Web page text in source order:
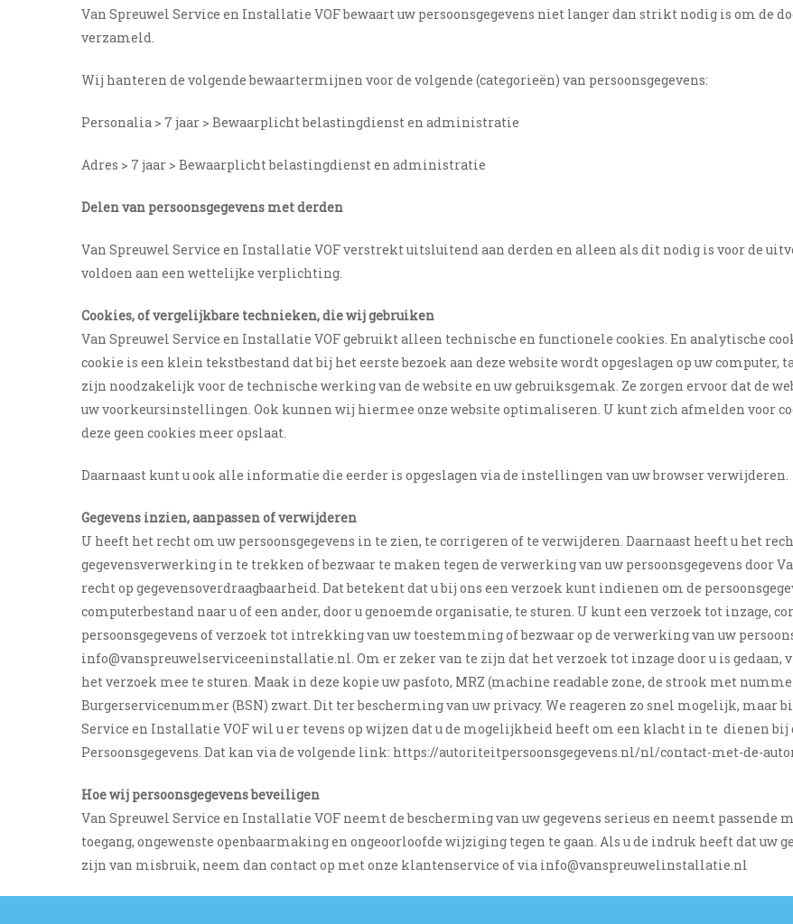
Van Spreuwel Service en Installatie VOF bewaart uw persoonsgegevens niet langer dan strikt nodig is om de
verzameld.
Wij hanteren de volgende bewaartermijnen voor de volgende (categorieën) van persoonsgegevens:
Personalia > 7 jaar > Bewaarplicht belastingdienst en administratie
Adres > 7 jaar > Bewaarplicht belastingdienst en administratie
Delen van persoonsgegevens met derden
Van Spreuwel Service en Installatie VOF verstrekt uitsluitend aan derden en alleen als dit nodig is voor de
voldoen aan een wettelijke verplichting.
Cookies, of vergelijkbare technieken, die wij gebruiken
Van Spreuwel Service en Installatie VOF gebruikt alleen technische en functionele cookies. En analytische
cookie is een klein tekstbestand dat bij het eerste bezoek aan deze website wordt opgeslagen op uw
zijn noodzakelijk voor de technische werking van de website en uw gebruiksgemak. Ze zorgen ervoor dat de
uw voorkeursinstellingen. Ook kunnen wij hiermee onze website optimaliseren. U kunt zich afmelden voor
deze geen cookies meer opslaat.
Daarnaast kunt u ook alle informatie die eerder is opgeslagen via de instellingen van uw browser verwijderen.
Gegevens inzien, aanpassen of verwijderen
U heeft het recht om uw persoonsgegevens in te zien, te corrigeren of te verwijderen. Daarnaast heeft u het
gegevensverwerking in te trekken of bezwaar te maken tegen de verwerking van uw persoonsgegevens door
recht op gegevensoverdraagbaarheid. Dat betekent dat u bij ons een verzoek kunt indienen om de
computerbestand naar u of een ander, door u genoemde organisatie, te sturen. U kunt een verzoek tot inzage,
persoonsgegevens of verzoek tot intrekking van uw toestemming of bezwaar op de verwerking van uw
info@vanspreuwelserviceeninstallatie.nl. Om er zeker van te zijn dat het verzoek tot inzage door u is
het verzoek mee te sturen. Maak in deze kopie uw pasfoto, MRZ (machine readable zone, de strook met
Burgerservicenummer (BSN) zwart. Dit ter bescherming van uw privacy. We reageren zo snel mogelijk, maar
Service en Installatie VOF wil u er tevens op wijzen dat u de mogelijkheid heeft om een klacht in te dienen bij
Persoonsgegevens. Dat kan via de volgende link: https://autoriteitpersoonsgegevens.nl/nl/contact-met-de-
Hoe wij persoonsgegevens beveiligen
Van Spreuwel Service en Installatie VOF neemt de bescherming van uw gegevens serieus en neemt
toegang, ongewenste openbaarmaking en ongeoorloofde wijziging tegen te gaan. Als u de indruk heeft dat uw
zijn van misbruik, neem dan contact op met onze klantenservice of via info@vanspreuwelinstallatie.nl